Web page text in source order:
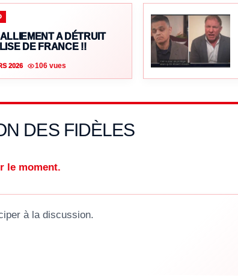
A DÉTRUIT
DE FRANCE !!
2026 106 vues
DES FIDÈLES
le moment.
à la discussion.